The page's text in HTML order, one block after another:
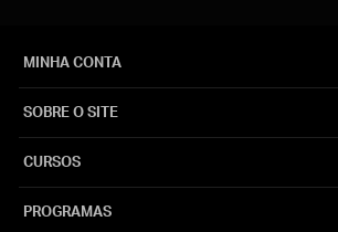
MINHA CONTA
SOBRE O SITE
CURSOS
PROGRAMAS